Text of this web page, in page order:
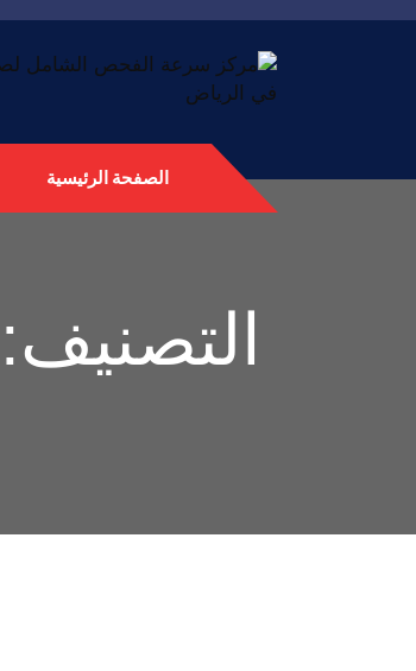
الصفحة الرئيسية
التصنيف: